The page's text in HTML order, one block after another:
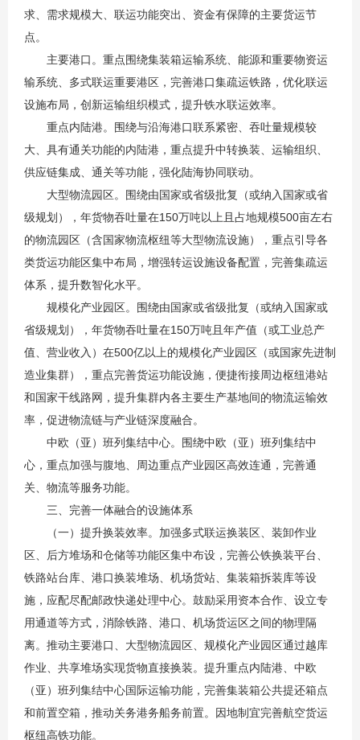
求、需求规模大、联运功能突出、资金有保障的主要货运节
点。
主要港口。重点围绕集装箱运输系统、能源和重要物资运
输系统、多式联运重要港区，完善港口集疏运铁路，优化联运
设施布局，创新运输组织模式，提升铁水联运效率。
重点内陆港。围绕与沿海港口联系紧密、吞吐量规模较
大、具有通关功能的内陆港，重点提升中转换装、运输组织、
供应链集成、通关等功能，强化陆海协同联动。
大型物流园区。围绕由国家或省级批复（或纳入国家或省
级规划），年货物吞吐量在150万吨以上且占地规模500亩左右
的物流园区（含国家物流枢纽等大型物流设施），重点引导各
类货运功能区集中布局，增强转运设施设备配置，完善集疏运
体系，提升数智化水平。
规模化产业园区。围绕由国家或省级批复（或纳入国家或
省级规划），年货物吞吐量在150万吨且年产值（或工业总产
值、营业收入）在500亿以上的规模化产业园区（或国家先进制
造业集群），重点完善货运功能设施，便捷衔接周边枢纽港站
和国家干线路网，提升集群内各主要生产基地间的物流运输效
率，促进物流链与产业链深度融合。
中欧（亚）班列集结中心。围绕中欧（亚）班列集结中
心，重点加强与腹地、周边重点产业园区高效连通，完善通
关、物流等服务功能。
三、完善一体融合的设施体系
（一）提升换装效率。加强多式联运换装区、装卸作业
区、后方堆场和仓储等功能区集中布设，完善公铁换装平台、
铁路站台库、港口换装堆场、机场货站、集装箱拆装库等设
施，应配尽配邮政快递处理中心。鼓励采用资本合作、设立专
用通道等方式，消除铁路、港口、机场货运区之间的物理隔
离。推动主要港口、大型物流园区、规模化产业园区通过越库
作业 、共享堆场实现货物直接换装。提升重点内陆港、中欧
（亚）班列集结中心国际运输功能，完善集装箱公共提还箱点
和前置空箱，推动关务港务船务前置。因地制宜完善航空货运
枢纽高铁功能。